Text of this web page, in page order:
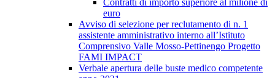
Contratti di importo superiore al milione di
euro
Avviso di selezione per reclutamento di n. 1
assistente amministrativo interno all’Istituto
Comprensivo Valle Mosso-Pettinengo Progetto
FAMI IMPACT
Verbale apertura delle buste medico competente